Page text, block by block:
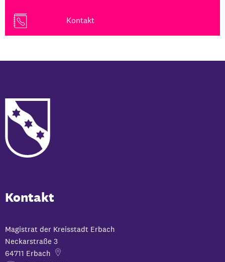
Kontakt
Kontakt
Magistrat der Kreisstadt Erbach
Neckarstraße 3
64711 Erbach